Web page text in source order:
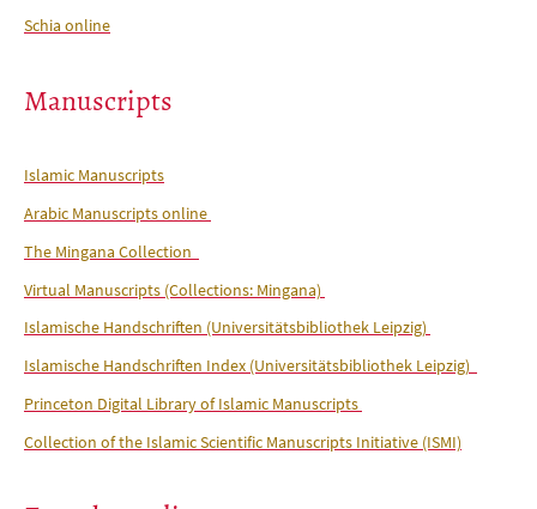
Schia online
Manuscripts
Islamic Manuscripts
Arabic Manuscripts online
The Mingana Collection
Virtual Manuscripts (Collections: Mingana)
Islamische Handschriften (Universitätsbibliothek Leipzig)
Islamische Handschriften Index (Universitätsbibliothek Leipzig)
Princeton Digital Library of Islamic Manuscripts
Collection of the Islamic Scientific Manuscripts Initiative (ISMI)